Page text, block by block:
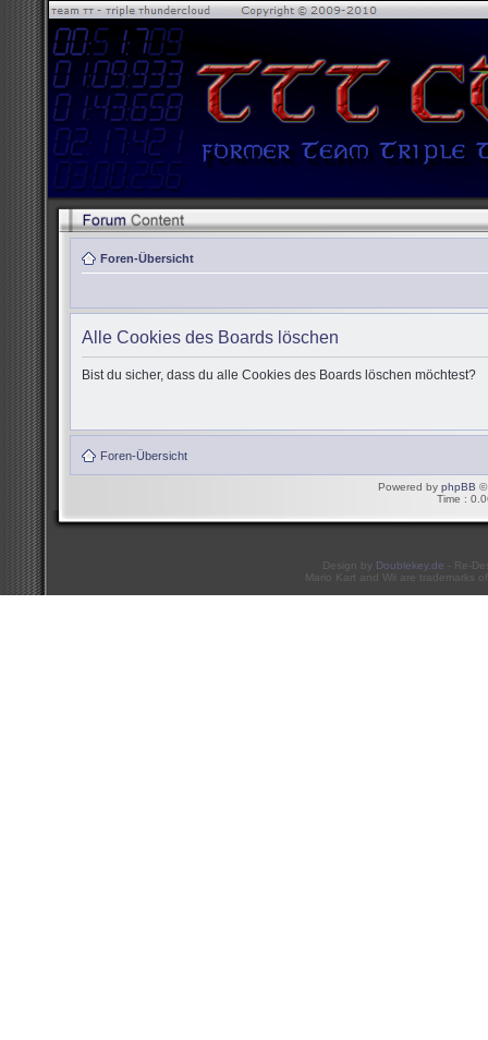
Foren-Übersicht
Alle Cookies des Boards löschen
Bist du sicher, dass du alle Cookies des Boards löschen möchtest?
Foren-Übersicht
Powered by phpBB ©
Time :
Design by Doublekey.de - Re-
Mario Kart and Wii are trademarks